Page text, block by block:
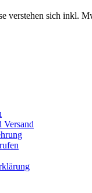
verstehen sich inkl.
Versand